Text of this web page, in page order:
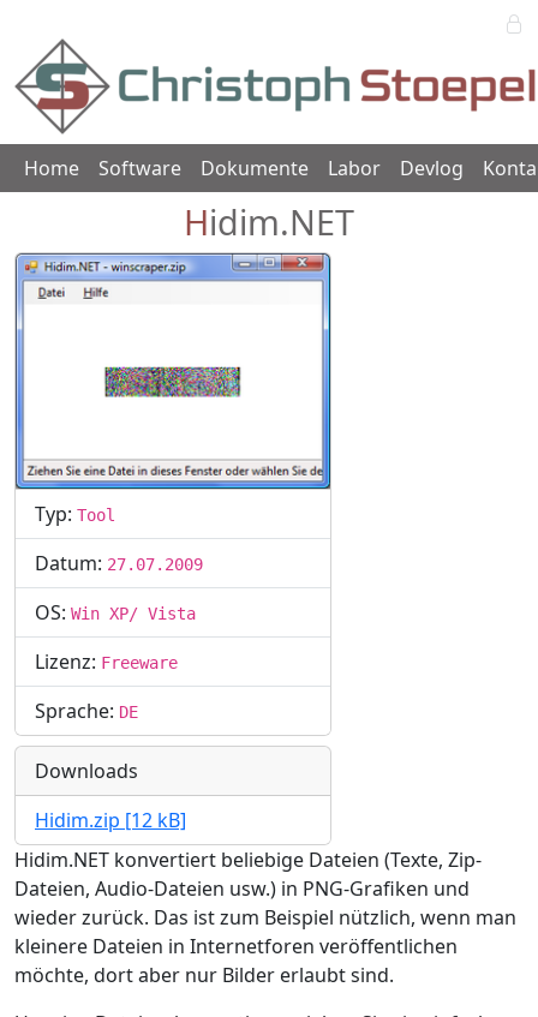
Home Software Dokumente Labor Devlog
Hidim.NET
Typ: Tool
Datum: 27.07.2009
OS: Win XP/ Vista
Lizenz: Freeware
Sprache: DE
Downloads
Hidim.zip [12 kB]
Hidim.NET konvertiert beliebige Dateien (Texte, Zip-
Dateien, Audio-Dateien usw.) in PNG-Grafiken und
wieder zurück. Das ist zum Beispiel nützlich, wenn man
kleinere Dateien in Internetforen veröffentlichen
möchte, dort aber nur Bilder erlaubt sind.